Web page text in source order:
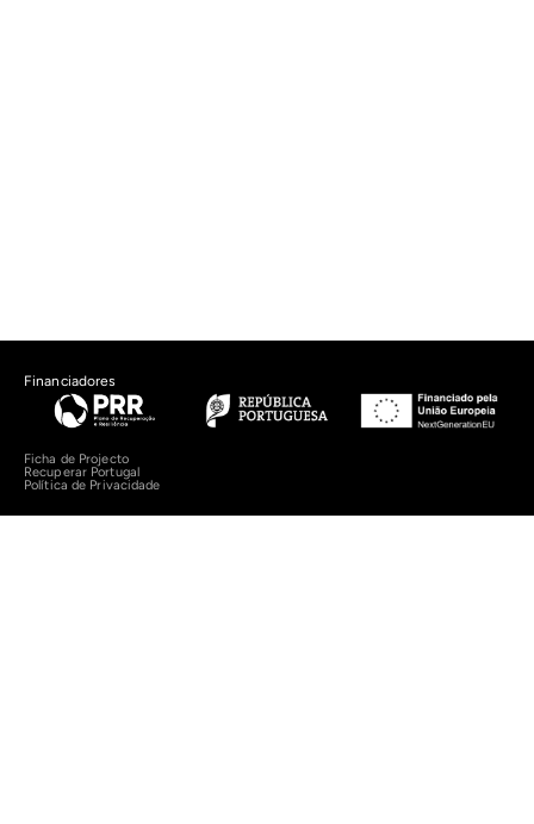
Financiadores
Ficha de Projecto
Recuperar Portugal
Política de Privacidade